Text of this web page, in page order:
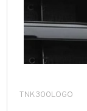
TNK300LOGO